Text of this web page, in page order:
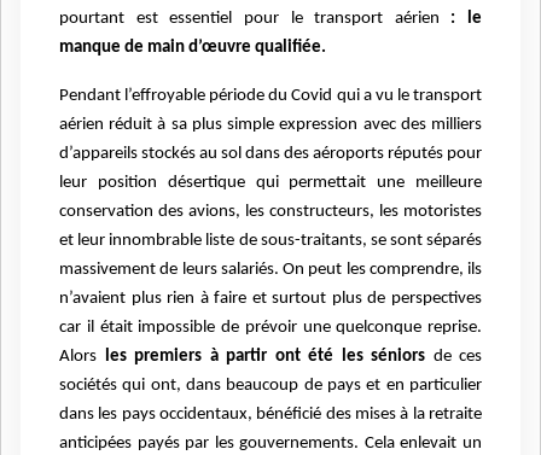
pourtant est essentiel pour le transport aérien : le
manque de main d’œuvre qualifiée.
Pendant l’effroyable période du Covid qui a vu le transport
aérien réduit à sa plus simple expression avec des milliers
d’appareils stockés au sol dans des aéroports réputés pour
leur position désertique qui permettait une meilleure
conservation des avions, les constructeurs, les motoristes
et leur innombrable liste de sous-traitants, se sont séparés
massivement de leurs salariés. On peut les comprendre, ils
n’avaient plus rien à faire et surtout plus de perspectives
car il était impossible de prévoir une quelconque reprise.
Alors les premiers à partir ont été les séniors de ces
sociétés qui ont, dans beaucoup de pays et en particulier
dans les pays occidentaux, bénéficié des mises à la retraite
anticipées payés par les gouvernements. Cela enlevait un